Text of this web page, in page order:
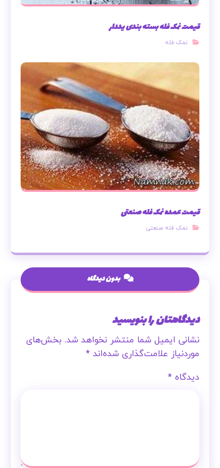
قیمت نمک فله بسته بندی یددار
نمک فله
قیمت عمده نمک فله صنعتی
نمک فله صنعتی
بدون دیدگاه
دیدگاهتان را بنویسید
نشانی ایمیل شما منتشر نخواهد شد. بخش‌های
موردنیاز علامت‌گذاری شده‌اند*
دیدگاه*